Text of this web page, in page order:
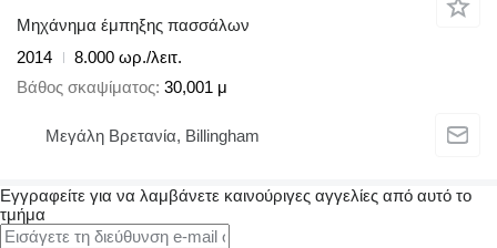
Μηχάνημα έμπηξης πασσάλων
2014
8.000 ωρ./λειτ.
Βάθος σκαψίματος 30,001 μ
Μεγάλη Βρετανία, Billingham
Εγγραφείτε για να λαμβάνετε καινούριγες αγγελίες από αυτό το
τμήμα